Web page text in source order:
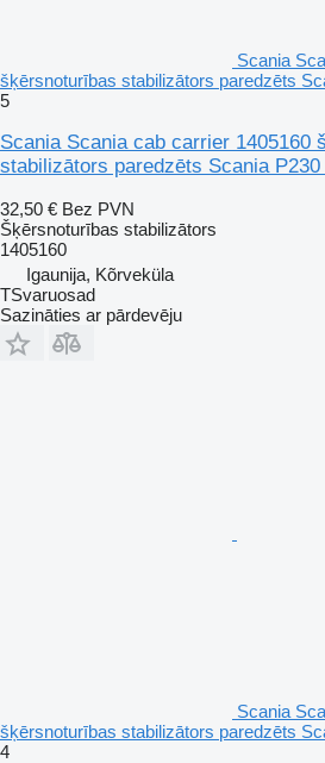
Scania
šķērsnoturības stabilizātors paredzēts
5
Scania Scania cab carrier 1405160
stabilizātors paredzēts Scania
32,50 € Bez PVN
Šķērsnoturības stabilizātors
1405160
Igaunija, Kõrveküla
TSvaruosad
Sazināties ar pārdevēju
Scania
šķērsnoturības stabilizātors paredzēts
4